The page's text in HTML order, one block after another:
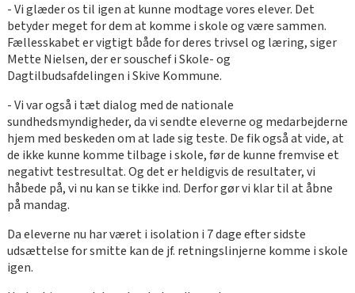
- Vi glæder os til igen at kunne modtage vores elever. Det
betyder meget for dem at komme i skole og være sammen.
Fællesskabet er vigtigt både for deres trivsel og læring, siger
Mette Nielsen, der er souschef i Skole- og
Dagtilbudsafdelingen i Skive Kommune.
- Vi var også i tæt dialog med de nationale
sundhedsmyndigheder, da vi sendte eleverne og medarbejderne
hjem med beskeden om at lade sig teste. De fik også at vide, at
de ikke kunne komme tilbage i skole, før de kunne fremvise et
negativt testresultat. Og det er heldigvis de resultater, vi
håbede på, vi nu kan se tikke ind. Derfor gør vi klar til at åbne
på mandag.
Da eleverne nu har været i isolation i 7 dage efter sidste
udsættelse for smitte kan de jf. retningslinjerne komme i skole
igen.